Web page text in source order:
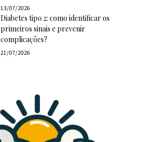
13/07/2026
Diabetes tipo 2: como identificar os
primeiros sinais e prevenir
complicações?
21/07/2026